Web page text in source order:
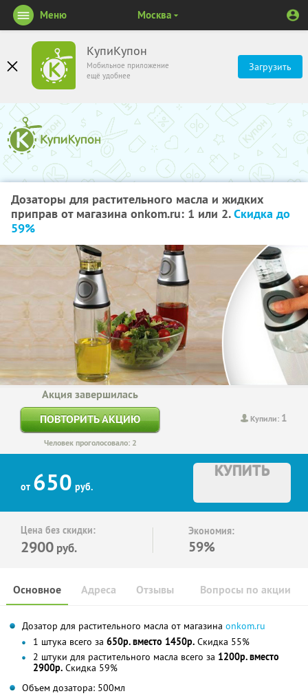
КупиКупон
Мобильное приложение
ещё удобнее
Загрузить
Меню Москва
Дозаторы для растительного масла и жидких
приправ от магазина onkom.ru: 1 или 2.Скидка до
59%
Купили: 1
Акция завершилась
ПОВТОРИТЬ АКЦИЮ
Человек проголосовало: 2
от 650 руб.
КУПИТЬ
Цена без скидки:
2900 руб.
Экономия:
59%
Основное Отзывы Вопросы по акции
Адреса
Дозатор для растительного масла от магазина onkom.ru
1 штука всего за 650р. вместо 1450р. Скидка 55%
2 штуки для растительного масла всего за 1200р. вместо
2900р. Скидка 59%
Объем дозатора: 500мл